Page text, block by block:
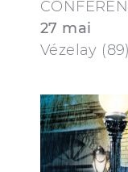
27 mai
Vézelay (89)